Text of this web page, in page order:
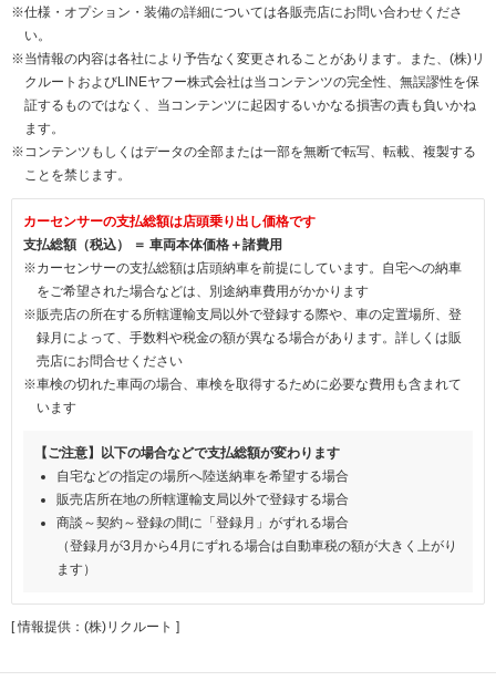
※仕様・オプション・装備の詳細については各販売店にお問い合わせくださ
い。
※当情報の内容は各社により予告なく変更されることがあります。また、(株)リ
クルートおよびLINEヤフー株式会社は当コンテンツの完全性、無誤謬性を保
証するものではなく、当コンテンツに起因するいかなる損害の責も負いかね
ます。
※コンテンツもしくはデータの全部または一部を無断で転写、転載、複製する
ことを禁じます。
カーセンサーの支払総額は店頭乗り出し価格です
支払総額（税込） ＝ 車両本体価格＋諸費用
※カーセンサーの支払総額は店頭納車を前提にしています。自宅への納車
をご希望された場合などは、別途納車費用がかかります
※販売店の所在する所轄運輸支局以外で登録する際や、車の定置場所、登
録月によって、手数料や税金の額が異なる場合があります。詳しくは販
売店にお問合せください
※車検の切れた車両の場合、車検を取得するために必要な費用も含まれて
います
【ご注意】以下の場合などで支払総額が変わります
自宅などの指定の場所へ陸送納車を希望する場合
販売店所在地の所轄運輸支局以外で登録する場合
商談～契約～登録の間に「登録月」がずれる場合
（登録月が3月から4月にずれる場合は自動車税の額が大きく上がり
ます）
[ 情報提供：(株)リクルート ]